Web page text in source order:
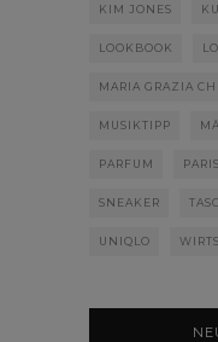
KIM JONES
LOOKBOOK
MARIA GRAZIA
MUSIKTIPP
PARFUM PARIS
SNEAKER
UNIQLO